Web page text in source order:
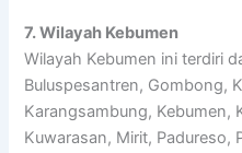
7. Wilayah Kebumen
Wilayah Kebumen ini terdiri
Buluspesantren, Gombong,
Karangsambung, Kebumen,
Kuwarasan, Mirit, Padureso,